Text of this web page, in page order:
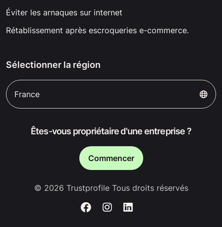
Éviter les arnaques sur internet
Rétablissement après escroqueries e-commerce.
Sélectionner la région
France
Êtes-vous propriétaire d'une entreprise ?
Commencer
© 2026 Trustprofile Tous droits réservés